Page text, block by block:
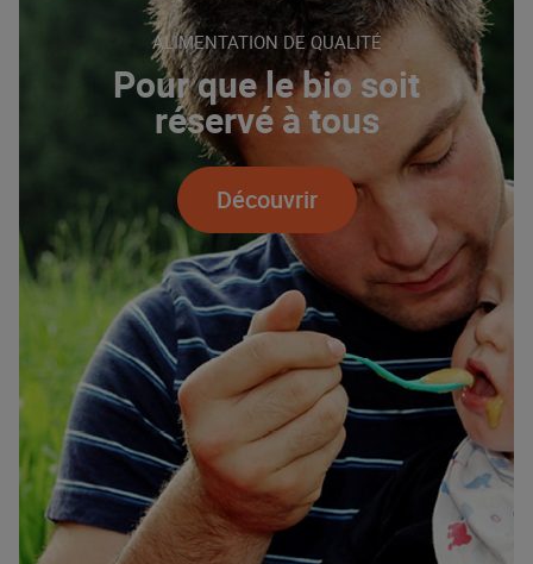
ALIMENTATION DE QUALITÉ
Pour que le bio soit
réservé à tous
Découvrir